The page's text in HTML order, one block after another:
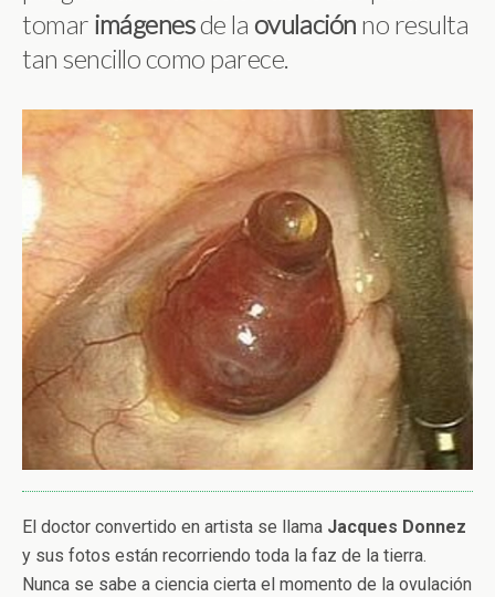
tomar imágenesde la ovulación no resulta
tan sencillo como parece.
El doctor convertido en artista se llama Jacques Donnez
y sus fotos están recorriendo toda la faz de la tierra.
Nunca se sabe a ciencia cierta el momento de la ovulación